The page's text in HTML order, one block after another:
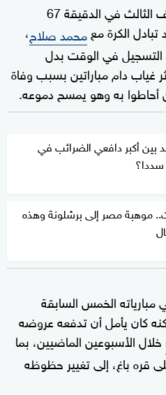
وأضاف فلوريان فيرتس الهدف الثالث في الدقيقة 67
تبادل الكرة معمحمد صلاح،
التسجيل في الوقت بدل
غياب دام مباراتين بسبب وفاة
أحاطوا به وهو يمسح دموعه.
بين أكبر دافعي الضرائب في
سددا؟
موهبة مصر إلى برشلونة وهذه
الخمس السابقة
كان يأمل أن تدفعه عروضه
خلال الأسبوعين الماضيين، بما
فوزه الساحق 6-0 على قره باغ، إلى تغيير حظوظه